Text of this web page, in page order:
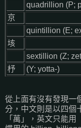
quadrillion (P;
京
quintillion (E;
垓
sextillion (Z;
杼
(Y; yotta-)
從上面有沒有發現一
分，中文則是以四個
「萬」，英文只能